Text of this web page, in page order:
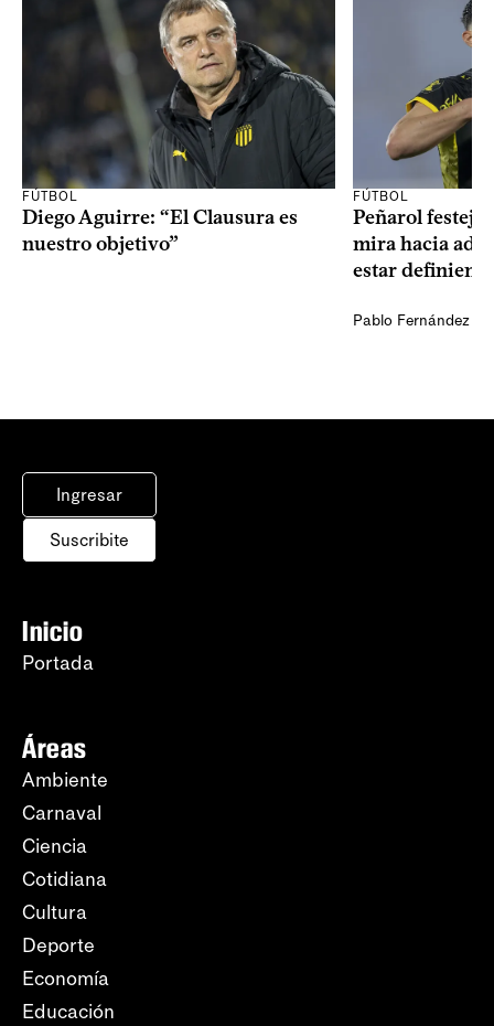
FÚTBOL
Diego Aguirre: “El Clausura es
nuestro objetivo”
FÚTBOL
Peñarol
mira hacia
estar
Pablo Fernández
Ingresar
Suscribite
Inicio
Portada
Áreas
Ambiente
Carnaval
Ciencia
Cotidiana
Cultura
Deporte
Economía
Educación